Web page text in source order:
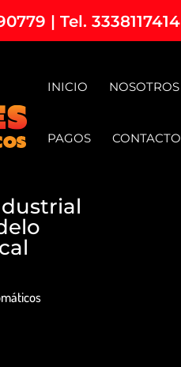
| Tel. 3338117414
INICIO NOSOTROS
PAGOS CONTACTO